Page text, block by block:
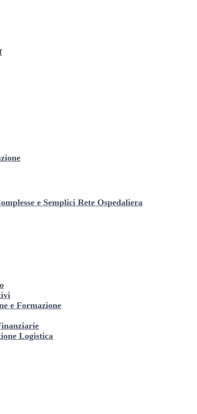
e Semplici Rete Ospedaliera
e Formazione
Logistica